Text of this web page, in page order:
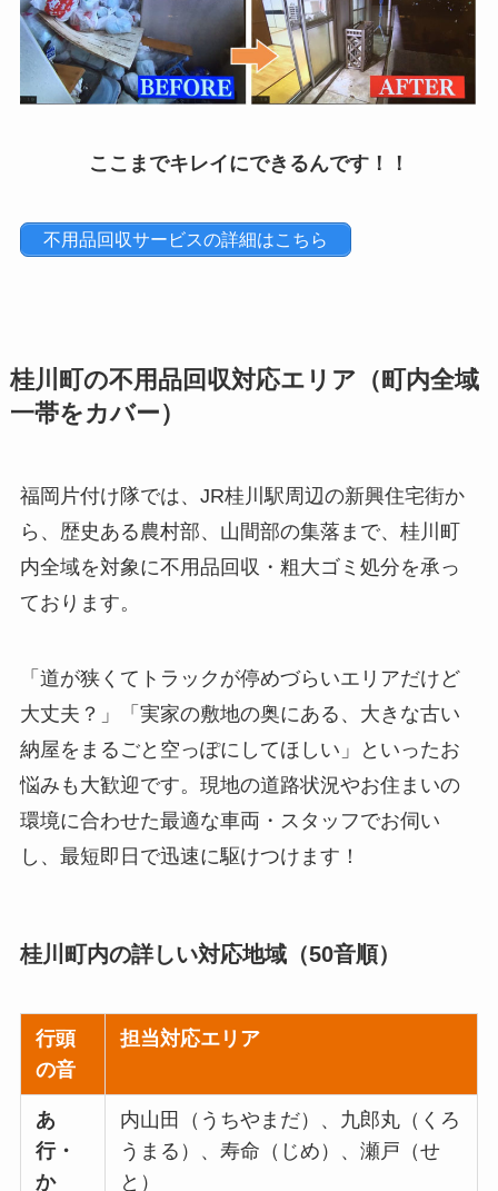
ここまでキレイにできるんです！！
不用品回収サービスの詳細はこちら
桂川町の不用品回収対応エリア（町内全域
一帯をカバー）
福岡片付け隊では、JR桂川駅周辺の新興住宅街か
ら、歴史ある農村部、山間部の集落まで、桂川町
内全域を対象に不用品回収・粗大ゴミ処分を承っ
ております。
「道が狭くてトラックが停めづらいエリアだけど
大丈夫？」「実家の敷地の奥にある、大きな古い
納屋をまるごと空っぽにしてほしい」といったお
悩みも大歓迎です。現地の道路状況やお住まいの
環境に合わせた最適な車両・スタッフでお伺い
し、最短即日で迅速に駆けつけます！
桂川町内の詳しい対応地域（50音順）
行頭
の音
担当対応エリア
あ
行・
か
内山田（うちやまだ）、九郎丸（くろ
うまる）、寿命（じめ）、瀬戸（せ
と）